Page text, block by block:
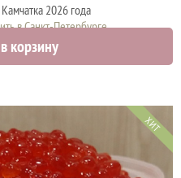
2026 года
в Санкт-Петербурге
корзину
ХИТ